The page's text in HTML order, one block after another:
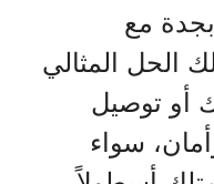
مع
الحل المثالي
أو توصيل
سواء